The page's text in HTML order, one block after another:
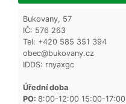
Bukovany, 57
IČ: 576 263
Tel: +420 585 351 394
obec@bukovany.cz
IDDS: rnyaxgc
Úřední doba
PO: 8:00-12:00 15:00-17:00